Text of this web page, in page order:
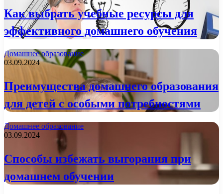
Как выбрать учебные ресурсы для
эффективного домашнего обучения
Домашнее образование
03.09.2024
Преимущества домашнего образования
для детей с особыми потребностями
Домашнее образование
03.09.2024
Способы избежать выгорания при
домашнем обучении